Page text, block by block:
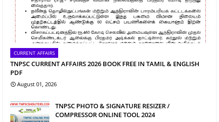
CURRENT AFFAIRS
TNPSC CURRENT AFFAIRS 2026 BOOK FREE IN TAMIL & ENGLISH
PDF
August 01, 2026
TNPSC PHOTO & SIGNATURE RESIZER /
COMPRESSOR ONLINE TOOL 2024